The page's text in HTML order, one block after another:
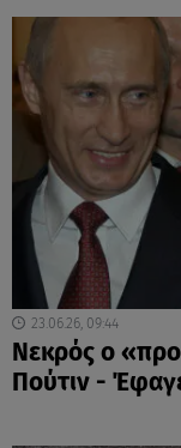
23.06.26, 09:44
Νεκρός ο
Πούτιν -